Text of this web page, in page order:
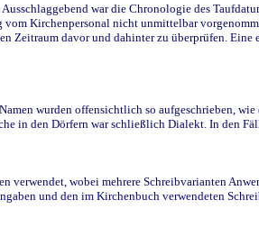
war die Chronologie des
Kirchenpersonal nicht unmittelbar
Zeitraum davor und dahinter zu überprüfen.
wurden offensichtlich so aufgeschrieben,
in den Dörfern war schließlich Dialekt. In den
verwendet, wobei mehrere Schreibvarianten
und den im Kirchenbuch verwendeten